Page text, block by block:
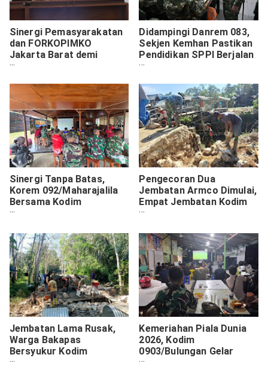
Sinergi Pemasyarakatan
dan FORKOPIMKO
Jakarta Barat demi
Kondusivitas Wilayah
Didampingi Danrem 083,
Sekjen Kemhan Pastikan
Pendidikan SPPI Berjalan
Optimal
‎Sinergi Tanpa Batas,
Korem 092/Maharajalila
Bersama Kodim
0903/Bulungan dan Warga
Pendopo ‎
Pengecoran Dua
Jembatan Armco Dimulai,
Empat Jembatan Kodim
Ditarget Rampung Tepat
Jembatan Lama Rusak,
Warga Bakapas
Bersyukur Kodim
1002/HST Bangun
‎Kemeriahan Piala Dunia
2026, Kodim
0903/Bulungan Gelar
Nobar Bola Gembira